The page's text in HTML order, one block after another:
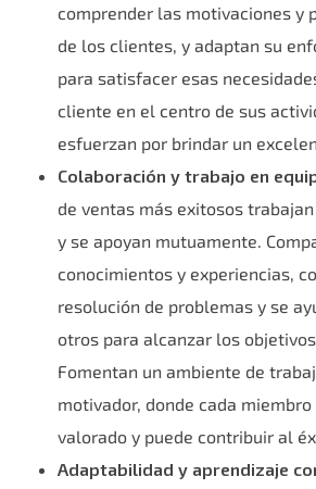
comprender las motivaciones y
de los clientes, y adaptan su
para satisfacer esas
cliente en el centro de sus
esfuerzan por brindar un
Colaboración y trabajo en
de ventas más exitosos
y se apoyan mutuamente.
conocimientos y experiencias,
resolución de problemas y se
otros para alcanzar los objetivos
Fomentan un ambiente de
motivador, donde cada
valorado y puede contribuir al
Adaptabilidad y aprendizaje